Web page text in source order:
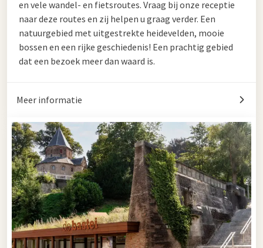
en vele wandel- en fietsroutes. Vraag bij onze receptie
naar deze routes en zij helpen u graag verder. Een
natuurgebied met uitgestrekte heidevelden, mooie
bossen en een rijke geschiedenis! Een prachtig gebied
dat een bezoek meer dan waard is.
Meer informatie